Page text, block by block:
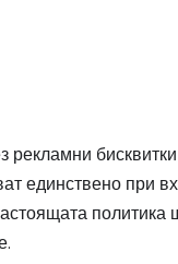
единствено при